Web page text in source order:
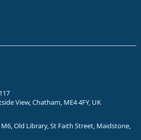
View, Chatham, ME4 4FY, UK
Old Library, St Faith Street, Maidstone,